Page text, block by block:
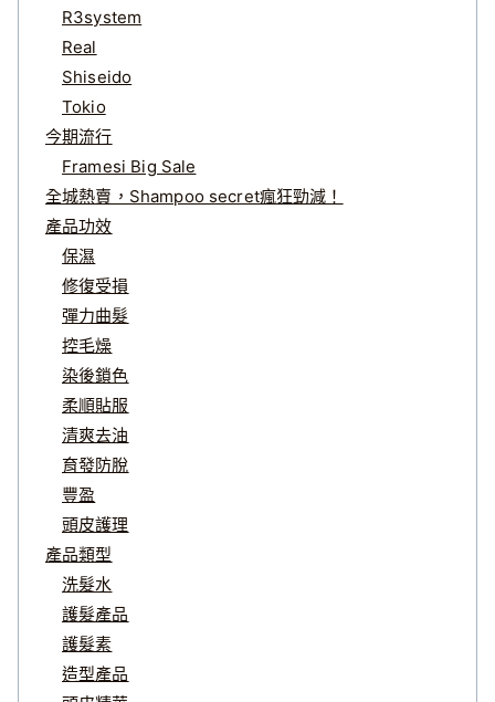
R3system
Real
Shiseido
Tokio
今期流行
Framesi Big Sale
全城熱賣，Shampoo secret瘋狂勁減！
產品功效
保濕
修復受損
彈力曲髮
控毛燥
染後鎖色
柔順貼服
清爽去油
育發防脫
豐盈
頭皮護理
產品類型
洗髮水
護髮產品
護髮素
造型產品